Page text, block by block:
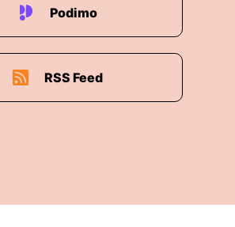
Podimo
RSS Feed